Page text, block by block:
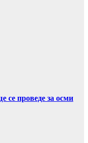
се проведе за осми